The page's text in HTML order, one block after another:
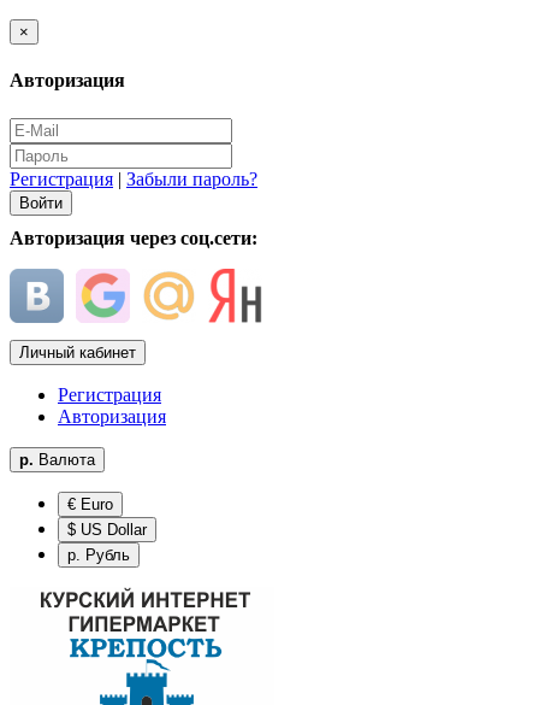
×
Авторизация
Регистрация | Забыли пароль?
Авторизация через соц.сети:
Личный кабинет
Регистрация
Авторизация
р. Валюта
€ Euro
$ US Dollar
р. Рубль